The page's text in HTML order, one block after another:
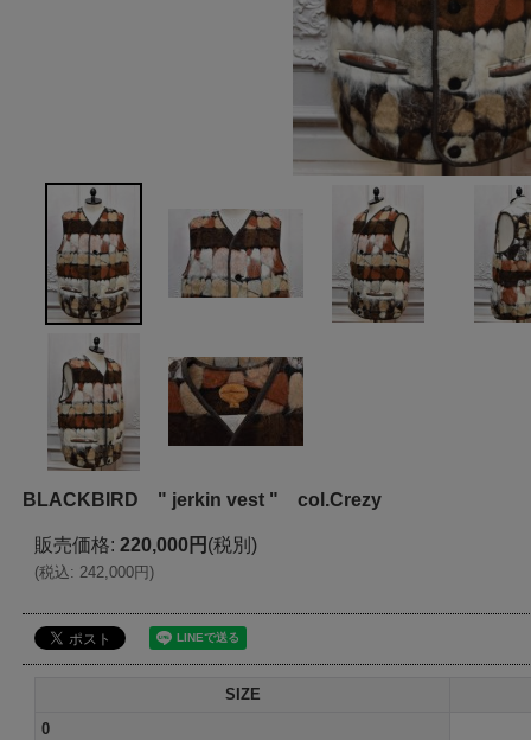
BLACKBIRD " jerkin vest " col.Crezy
販売価格: 220,000円 (税別)
(税込: 242,000円)
SIZE
0